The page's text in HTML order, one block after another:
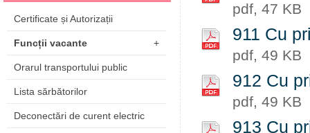
Certificate și Autorizații
Funcții vacante +
Orarul transportului public
Lista sărbătorilor
Deconectări de curent electric
pdf, 47 KB
911 Cu
pdf, 49 KB
912 Cu
pdf, 49 KB
913 Cu